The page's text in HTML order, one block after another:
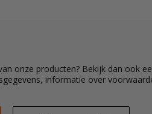
onze producten? Bekijk dan ook
informatie over